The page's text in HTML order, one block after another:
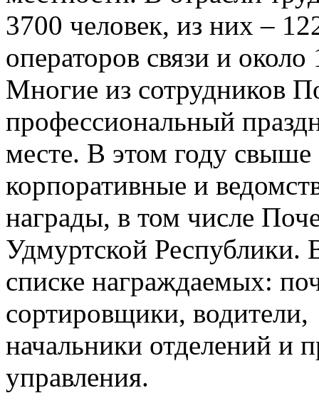
3700 человек, из них –
операторов связи и около
Многие из сотрудников
профессиональный
месте. В этом году свыше
корпоративные и
награды, в том числе
Удмуртской Республики.
списке награждаемых:
сортировщики, водители,
начальники отделений и
управления.